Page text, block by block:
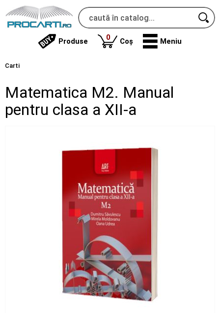
Produse 0produse
Coș Meniu
Carti
Matematica M2. Manual
pentru clasa a XII-a